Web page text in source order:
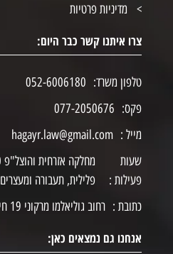
מדיניות פרטיות
צרו איתנו קשר כבר היום:
טלפון משרד: 052-6006180
פקס: 077-2050676
מייל : hagayr.law@gmail.com
שעות
פעילות :
פלילית, תעבורה ומעצרים 24/7
כתובת : רחוב גוליאלמו מרקוני 19 חיפה (צ'ק פוסט)
אנחנו גם נמצאים כאן: